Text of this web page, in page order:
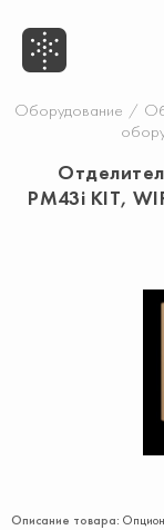
Оборудование /
PM43i KIT,
Описание товара: